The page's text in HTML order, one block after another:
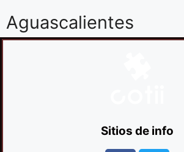
Aguascalientes​
Sitios de info